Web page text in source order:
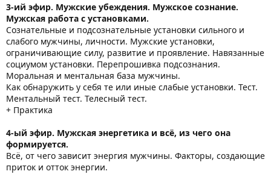
3-ий эфир. Мужские убеждения. Мужское сознание.
Мужская работа с установками.
Сознательные и подсознательные установки сильного и
слабого мужчины, личности. Мужские установки,
ограничивающие силу, развитие и проявление. Навязанные
социумом установки. Перепрошивка подсознания.
Моральная и ментальная база мужчины.
Как обнаружить у себя те или иные слабые установки. Тест.
Ментальный тест. Телесный тест.
+ Практика
4-ый эфир. Мужская энергетика и всё, из чего она
формируется.
Всё, от чего зависит энергия мужчины. Факторы, создающие
приток и отток энергии.